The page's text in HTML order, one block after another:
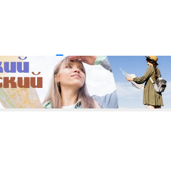
Регистрация